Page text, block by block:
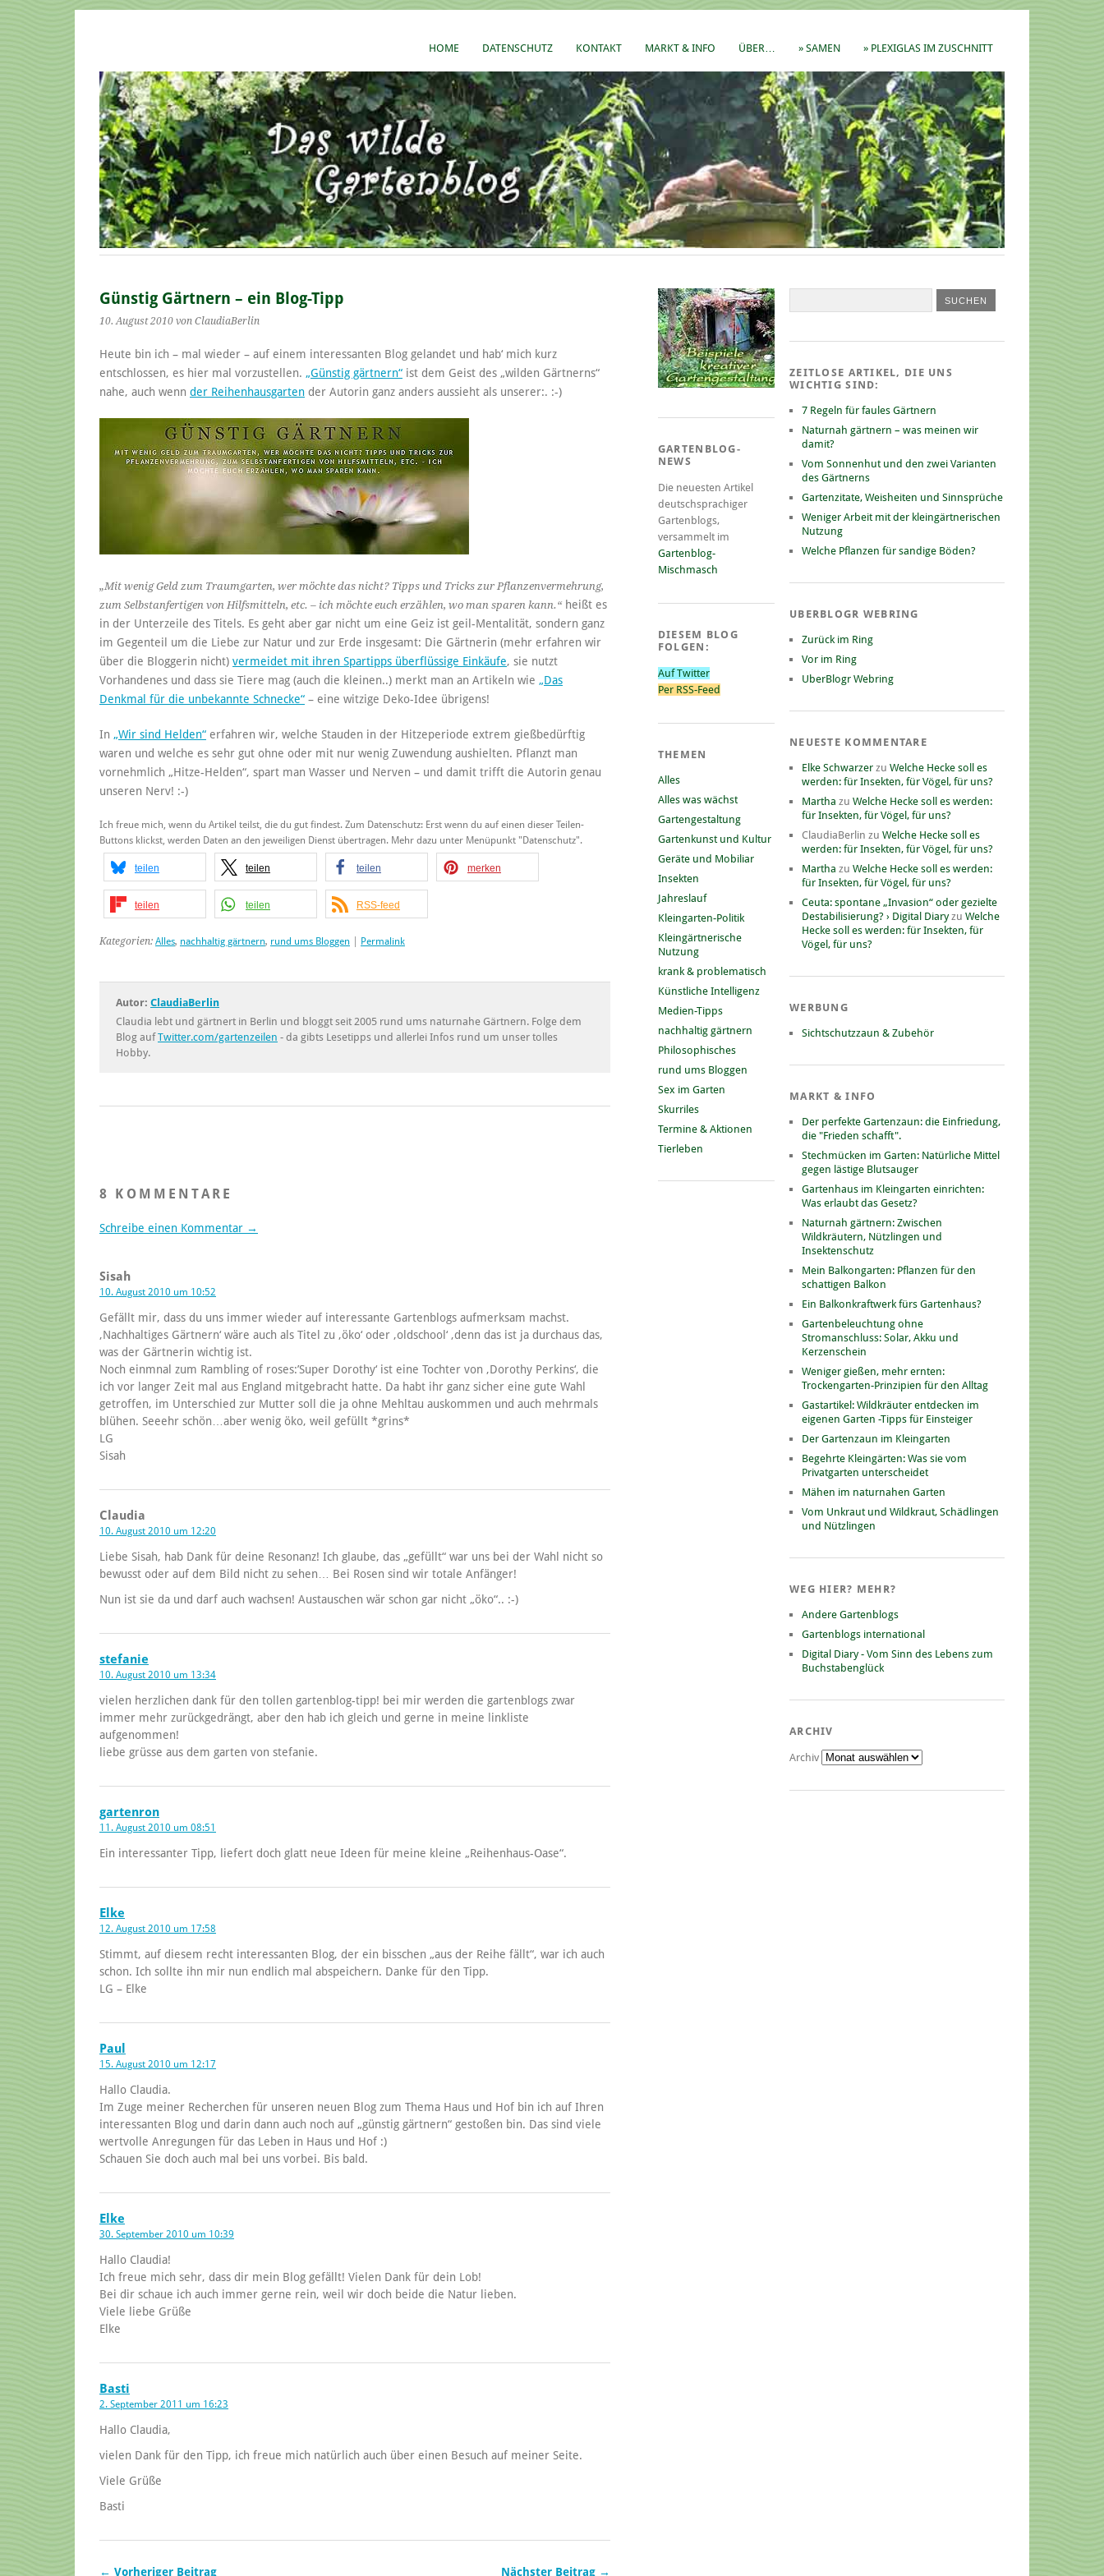
HOME DATENSCHUTZ KONTAKT MARKT & INFO ÜBER… » SAMEN » PLEXIGLAS IM ZUSCHNITT
Günstig Gärtnern – ein Blog-Tipp
10. August 2010 von ClaudiaBerlin
Heute bin ich – mal wieder – auf einem interessanten Blog gelandet und hab‘ mich kurz
entschlossen, es hier mal vorzustellen. „Günstig gärtnern“ ist dem Geist des „wilden Gärtnerns“
nahe, auch wenn der Reihenhausgarten der Autorin ganz anders aussieht als unserer:. :-)
„Mit wenig Geld zum Traumgarten, wer möchte das nicht? Tipps und Tricks zur Pflanzenvermehrung,
zum Selbstanfertigen von Hilfsmitteln, etc. – ich möchte euch erzählen, wo man sparen kann.“ heißt es
in der Unterzeile des Titels. Es geht aber gar nicht um eine Geiz ist geil-Mentalität, sondern ganz
im Gegenteil um die Liebe zur Natur und zur Erde insgesamt: Die Gärtnerin (mehr erfahren wir
über die Bloggerin nicht) vermeidet mit ihren Spartipps überflüssige Einkäufe, sie nutzt
Vorhandenes und dass sie Tiere mag (auch die kleinen..) merkt man an Artikeln wie „Das
Denkmal für die unbekannte Schnecke“ – eine witzige Deko-Idee übrigens!
In „Wir sind Helden“ erfahren wir, welche Stauden in der Hitzeperiode extrem gießbedürftig
waren und welche es sehr gut ohne oder mit nur wenig Zuwendung aushielten. Pflanzt man
vornehmlich „Hitze-Helden“, spart man Wasser und Nerven – und damit trifft die Autorin genau
unseren Nerv! :-)
Ich freue mich, wenn du Artikel teilst, die du gut findest. Zum Datenschutz: Erst wenn du auf einen dieser Teilen-
Buttons klickst, werden Daten an den jeweiligen Dienst übertragen. Mehr dazu unter Menüpunkt "Datenschutz".
teilen teilen teilen merken
teilen teilen RSS-feed
Kategorien: Alles, nachhaltig gärtnern, rund ums Bloggen Permalink
Autor: ClaudiaBerlin
Claudia lebt und gärtnert in Berlin und bloggt seit 2005 rund ums naturnahe Gärtnern. Folge dem
Blog aufTwitter.com/gartenzeilen - da gibts Lesetipps und allerlei Infos rund um unser tolles
Hobby.
8 KOMMENTARE
Schreibe einen Kommentar →
Sisah
10. August 2010 um 10:52
Gefällt mir, dass du uns immer wieder auf interessante Gartenblogs aufmerksam machst.
‚Nachhaltiges Gärtnern‘ wäre auch als Titel zu ‚öko‘ oder ‚oldschool‘ ,denn das ist ja durchaus das,
was der Gärtnerin wichtig ist.
Noch einmnal zum Rambling of roses:’Super Dorothy‘ ist eine Tochter von ‚Dorothy Perkins‘, die
ich vor langer Zeit mal aus England mitgebracht hatte. Da habt ihr ganz sicher eine gute Wahl
getroffen, im Unterschied zur Mutter soll die ja ohne Mehltau auskommen und auch mehrmals
blühen. Seeehr schön…aber wenig öko, weil gefüllt *grins*
LG
Sisah
Claudia
10. August 2010 um 12:20
Liebe Sisah, hab Dank für deine Resonanz! Ich glaube, das „gefüllt“ war uns bei der Wahl nicht so
bewusst oder auf dem Bild nicht zu sehen… Bei Rosen sind wir totale Anfänger!
Nun ist sie da und darf auch wachsen! Austauschen wär schon gar nicht „öko“.. :-)
stefanie
10. August 2010 um 13:34
vielen herzlichen dank für den tollen gartenblog-tipp! bei mir werden die gartenblogs zwar
immer mehr zurückgedrängt, aber den hab ich gleich und gerne in meine linkliste
aufgenommen!
liebe grüsse aus dem garten von stefanie.
gartenron
11. August 2010 um 08:51
Ein interessanter Tipp, liefert doch glatt neue Ideen für meine kleine „Reihenhaus-Oase“.
Elke
12. August 2010 um 17:58
Stimmt, auf diesem recht interessanten Blog, der ein bisschen „aus der Reihe fällt“, war ich auch
schon. Ich sollte ihn mir nun endlich mal abspeichern. Danke für den Tipp.
LG – Elke
Paul
15. August 2010 um 12:17
Hallo Claudia.
Im Zuge meiner Recherchen für unseren neuen Blog zum Thema Haus und Hof bin ich auf Ihren
interessanten Blog und darin dann auch noch auf „günstig gärtnern“ gestoßen bin. Das sind viele
wertvolle Anregungen für das Leben in Haus und Hof :)
Schauen Sie doch auch mal bei uns vorbei. Bis bald.
Elke
30. September 2010 um 10:39
Hallo Claudia!
Ich freue mich sehr, dass dir mein Blog gefällt! Vielen Dank für dein Lob!
Bei dir schaue ich auch immer gerne rein, weil wir doch beide die Natur lieben.
Viele liebe Grüße
Elke
Basti
2. September 2011 um 16:23
Hallo Claudia,
vielen Dank für den Tipp, ich freue mich natürlich auch über einen Besuch auf meiner Seite.
Viele Grüße
Basti
← Vorheriger Beitrag Nächster Beitrag →
GARTENBLOG-
NEWS
Die neuesten Artikel
deutschsprachiger
Gartenblogs,
versammelt im
Gartenblog-
Mischmasch
DIESEM BLOG
FOLGEN:
Auf Twitter
Per RSS-Feed
THEMEN
Alles
Alles was wächst
Gartengestaltung
Gartenkunst und Kultur
Geräte und Mobiliar
Insekten
Jahreslauf
Kleingarten-Politik
Kleingärtnerische
Nutzung
krank & problematisch
Künstliche Intelligenz
Medien-Tipps
nachhaltig gärtnern
Philosophisches
rund ums Bloggen
Sex im Garten
Skurriles
Termine & Aktionen
Tierleben
ZEITLOSE ARTIKEL, DIE UNS
WICHTIG SIND:
7 Regeln für faules Gärtnern
Naturnah gärtnern – was meinen wir
damit?
Vom Sonnenhut und den zwei Varianten
des Gärtnerns
Gartenzitate, Weisheiten und Sinnsprüche
Weniger Arbeit mit der kleingärtnerischen
Nutzung
Welche Pflanzen für sandige Böden?
UBERBLOGR WEBRING
Zurück im Ring
Vor im Ring
UberBlogr Webring
NEUESTE KOMMENTARE
Elke Schwarzer zu Welche Hecke soll es
werden: für Insekten, für Vögel, für uns?
Martha zu Welche Hecke soll es werden:
für Insekten, für Vögel, für uns?
ClaudiaBerlin zu Welche Hecke soll es
werden: für Insekten, für Vögel, für uns?
Martha zu Welche Hecke soll es werden:
für Insekten, für Vögel, für uns?
Ceuta: spontane „Invasion“ oder gezielte
Destabilisierung? › Digital Diaryzu Welche
Hecke soll es werden: für Insekten, für
Vögel, für uns?
WERBUNG
Sichtschutzzaun & Zubehör
MARKT & INFO
Der perfekte Gartenzaun: die Einfriedung,
die "Frieden schafft".
Stechmücken im Garten: Natürliche Mittel
gegen lästige Blutsauger
Gartenhaus im Kleingarten einrichten:
Was erlaubt das Gesetz?
Naturnah gärtnern: Zwischen
Wildkräutern, Nützlingen und
Insektenschutz
Mein Balkongarten: Pflanzen für den
schattigen Balkon
Ein Balkonkraftwerk fürs Gartenhaus?
Gartenbeleuchtung ohne
Stromanschluss: Solar, Akku und
Kerzenschein
Weniger gießen, mehr ernten:
Trockengarten-Prinzipien für den Alltag
Gastartikel: Wildkräuter entdecken im
eigenen Garten -Tipps für Einsteiger
Der Gartenzaun im Kleingarten
Begehrte Kleingärten: Was sie vom
Privatgarten unterscheidet
Mähen im naturnahen Garten
Vom Unkraut und Wildkraut, Schädlingen
und Nützlingen
WEG HIER? MEHR?
Andere Gartenblogs
Gartenblogs international
Digital Diary - Vom Sinn des Lebens zum
Buchstabenglück
ARCHIV
Archiv